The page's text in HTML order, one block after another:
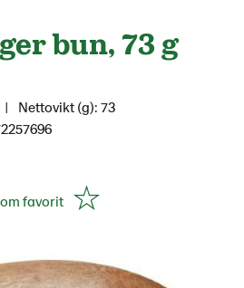
bun, 73 g
Nettovikt (g): 73
favorit